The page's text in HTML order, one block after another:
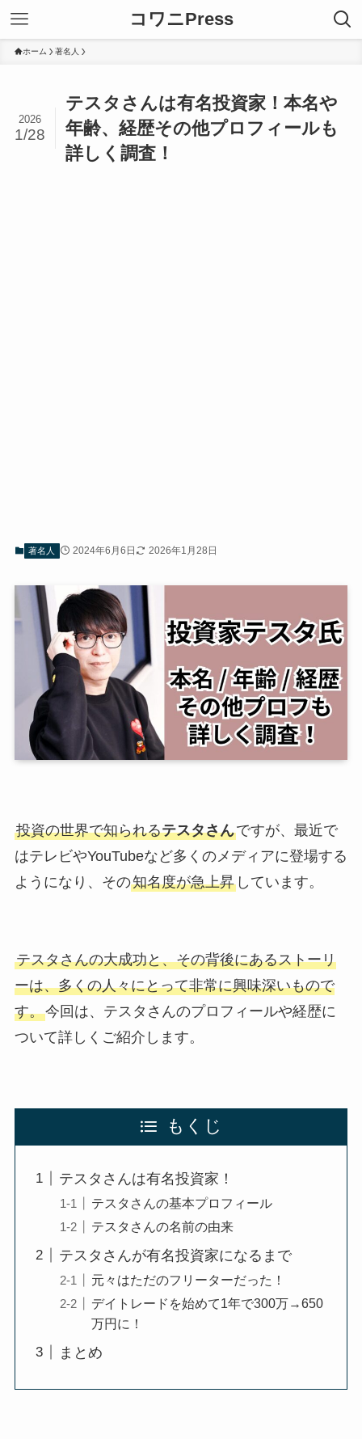
コワニPress
ホーム 著名人
テスタさんは有名投資家！本名や
年齢、経歴その他プロフィールも
詳しく調査！
2026
1/28
著名人 2024年6月6日 2026年1月28日
投資の世界で知られるテスタさんですが、最近で
はテレビやYouTubeなど多くのメディアに登場する
ようになり、その知名度が急上昇しています。
テスタさんの大成功と、その背後にあるストーリ
ーは、多くの人々にとって非常に興味深いもので
す。今回は、テスタさんのプロフィールや経歴に
ついて詳しくご紹介します。
もくじ
テスタさんは有名投資家！
テスタさんの基本プロフィール
テスタさんの名前の由来
テスタさんが有名投資家になるまで
元々はただのフリーターだった！
デイトレードを始めて1年で300万→650
万円に！
まとめ